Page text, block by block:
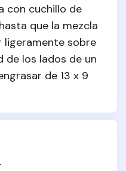
con cuchillo de
que la mezcla
ligeramente sobre
de los lados de un
de 13 x 9